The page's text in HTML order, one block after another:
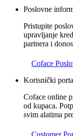
Poslovne
Pristupite
upravljanje
partnera i
Coface
Korisnički
Coface online
od kupaca.
svim alatima
Customer